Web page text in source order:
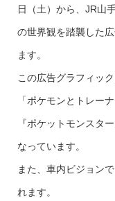
日（土）から、JR山
の世界観を踏襲した
ます。
この広告グラフィッ
「ポケモンとトレー
『ポケットモンスタ
なっています。
また、車内ビジョン
れます。